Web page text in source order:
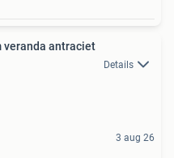
veranda antraciet
Details
3 aug 26